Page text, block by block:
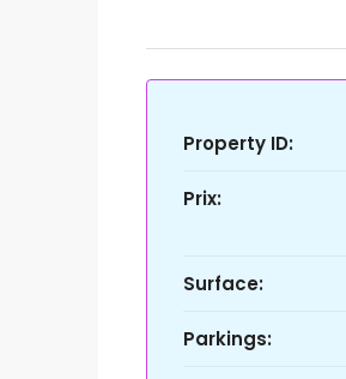
Property ID:
Prix:
Surface:
Parkings: